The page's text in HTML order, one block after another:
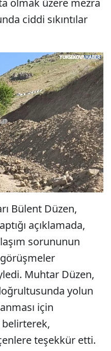
olmak üzere mezra
ciddi sıkıntılar
Bülent Düzen,
açıklamada,
sorununun
Muhtar Düzen,
yolun
için
belirterek,
teşekkür etti.